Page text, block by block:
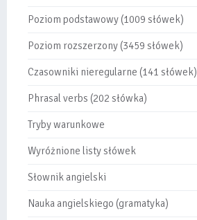
Poziom podstawowy (1009 słówek)
Poziom rozszerzony (3459 słówek)
Czasowniki nieregularne (141 słówek)
Phrasal verbs (202 słówka)
Tryby warunkowe
Wyróżnione listy słówek
Słownik angielski
Nauka angielskiego (gramatyka)